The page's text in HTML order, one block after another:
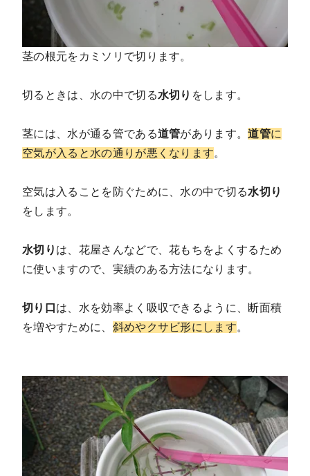
茎の根元をカミソリで切ります。
切るときは、水の中で切る水切り をします。
茎には、水が通る管である道管があります。道管に
空気が入ると水の通りが悪くなります。
空気は入ることを防ぐために、水の中で切る水切り
をします。
水切り は、花屋さんなどで、花もちをよくするため
に使いますので、実績のある方法になります。
切り口 は、水を効率よく吸収できるように、断面積
を増やすために、 斜めやクサビ形にします。